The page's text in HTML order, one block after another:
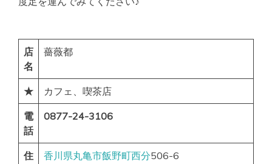
店
名
薔薇都
★ カフェ、喫茶店
電
話
0877-24-3106
住
香川県丸亀市飯野町西分506-6